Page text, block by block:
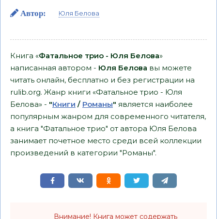
Автор: Юля Белова
Книга «Фатальное трио - Юля Белова»
написанная автором - Юля Белова вы можете
читать онлайн, бесплатно и без регистрации на
rulib.org. Жанр книги «Фатальное трио - Юля
Белова» - "Книги / Романы" является наиболее
популярным жанром для современного читателя,
а книга "Фатальное трио" от автора Юля Белова
занимает почетное место среди всей коллекции
произведений в категории "Романы".
Внимание! Книга может содержать